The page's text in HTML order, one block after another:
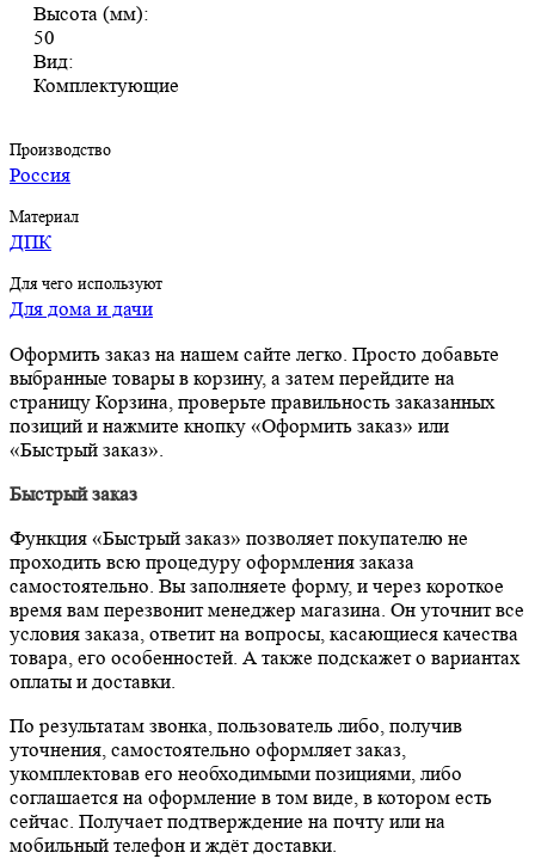
Высота (мм):
50
Вид:
Комплектующие
Производство
Россия
Материал
ДПК
Для чего используют
Для дома и дачи
Оформить заказ на нашем сайте легко. Просто добавьте
выбранные товары в корзину, а затем перейдите на
страницу Корзина, проверьте правильность заказанных
позиций и нажмите кнопку «Оформить заказ» или
«Быстрый заказ».
Быстрый заказ
Функция «Быстрый заказ» позволяет покупателю не
проходить всю процедуру оформления заказа
самостоятельно. Вы заполняете форму, и через короткое
время вам перезвонит менеджер магазина. Он уточнит все
условия заказа, ответит на вопросы, касающиеся качества
товара, его особенностей. А также подскажет о вариантах
оплаты и доставки.
По результатам звонка, пользователь либо, получив
уточнения, самостоятельно оформляет заказ,
укомплектовав его необходимыми позициями, либо
соглашается на оформление в том виде, в котором есть
сейчас. Получает подтверждение на почту или на
мобильный телефон и ждёт доставки.